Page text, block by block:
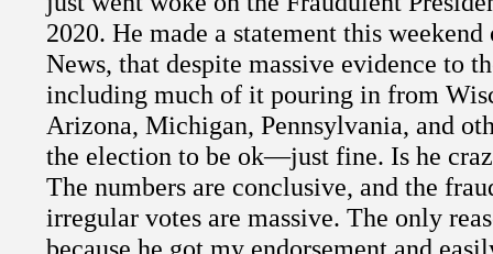
2020. He made a statement this
News, that despite massive evidence to
including much of it pouring in from
Arizona, Michigan, Pennsylvania, and
the election to be ok—just fine. Is he
The numbers are conclusive, and the
irregular votes are massive. The only